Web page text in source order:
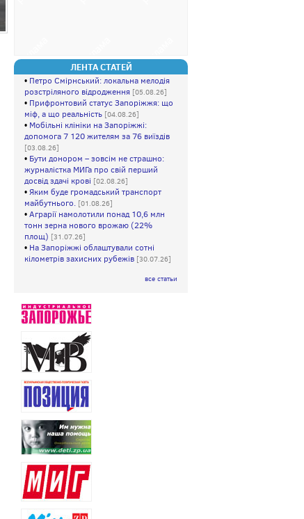
ЛЕНТА СТАТЕЙ
• Петро Смірнський: локальна мелодія
розстріляного відродження [05.08.26]
• Прифpoнтовий стaтуc Зaпopiжжя: що
мiф, а щo peaльність [04.08.26]
• Мобільні клініки на Запоріжжі:
допомога 7 120 жителям за 76 виїздів
[03.08.26]
• Бути донором – зовсім не страшно:
журналістка МИГа про свій перший
досвід здачі крові [02.08.26]
•Яким буде громадський транспорт
майбутнього. [01.08.26]
•Аграрії намолотили понад 10,6 млн
тонн зерна нового врожаю (22%
площ) [31.07.26]
• На Запоріжжі облаштували сотні
кілометрів захисних рубежів [30.07.26]
все статьи